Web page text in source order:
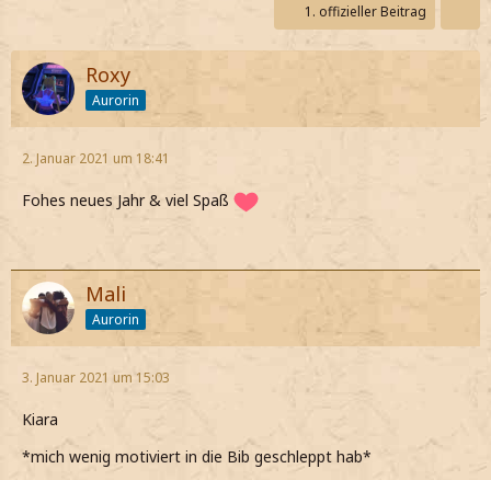
Jetzt Fanclub-Mitglied werden!
1. offizieller Beitrag
Roxy
Aurorin
2. Januar 2021 um 18:41
Fohes neues Jahr & viel Spaß
Mali
Aurorin
3. Januar 2021 um 15:03
Kiara
*mich wenig motiviert in die Bib geschleppt hab*